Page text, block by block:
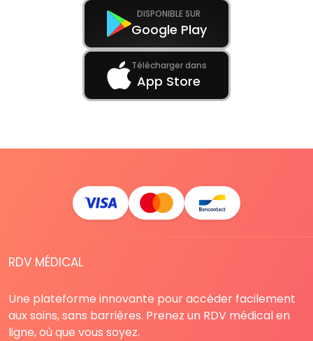
DISPONIBLE SUR
Google Play
Télécharger dans
App Store
RDV MÉDICAL
Une plateforme innovante pour accéder facilement
aux soins, sans barrières. Prenez un RDV médical en
ligne, où que vous soyez.